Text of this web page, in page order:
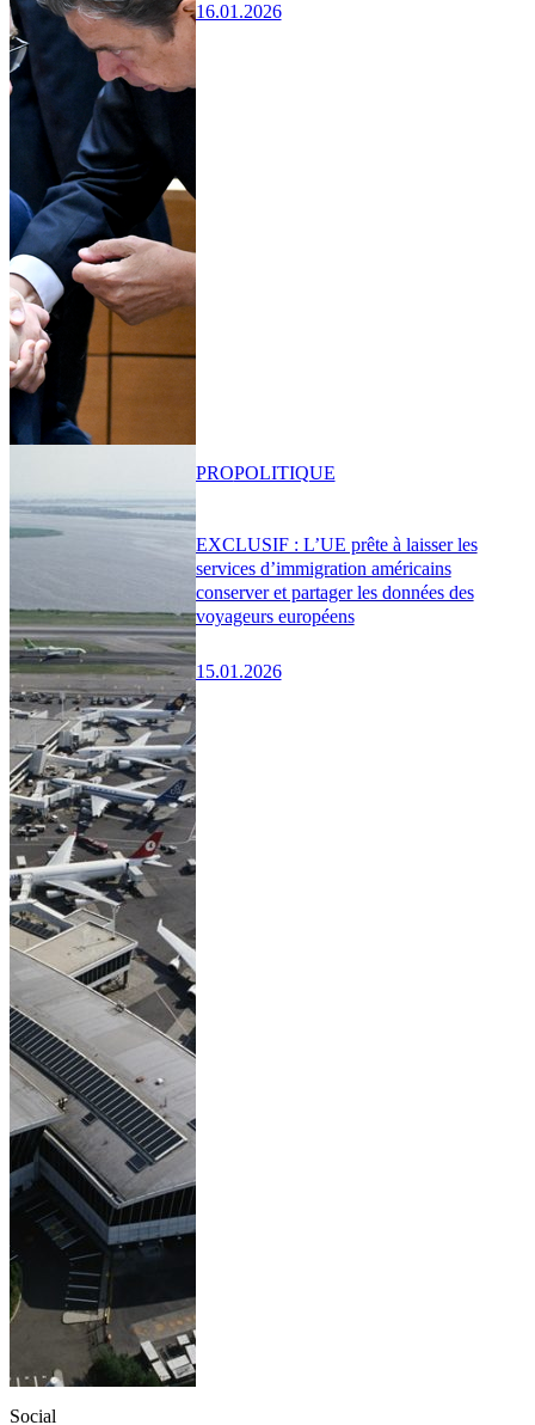
16.01.2026
EXCLUSIF : L’UE prête à laisser les
services d’immigration américains
conserver et partager les données des
voyageurs européens
15.01.2026
PROPOLITIQUE
Social